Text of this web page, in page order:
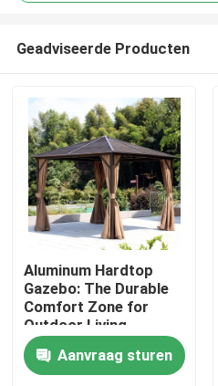
Huis
Geadviseerde Producten
Aluminum Hardtop
Gazebo: The Durable
Comfort Zone for
Outdoor Living
Aanvraag sturen